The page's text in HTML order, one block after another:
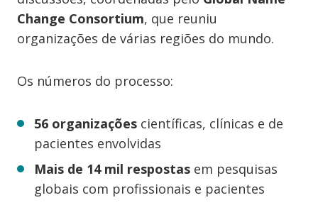
Change Consortium, que reuniu
organizações de várias regiões do mundo.
Os números do processo:
56 organizações científicas, clínicas e de
pacientes envolvidas
Mais de 14 mil respostas em pesquisas
globais com profissionais e pacientes